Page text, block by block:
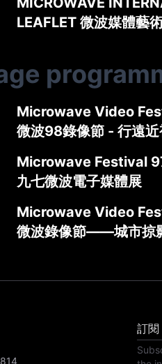
LEAFLET 微波媒體藝
Microwave Video
微波98錄像節 - 行遠近
Microwave Festival
九七微波電子媒體展
Microwave Video
微波錄像節——城市掠
訂閱